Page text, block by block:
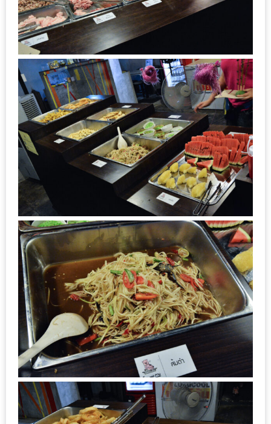
มากมาย
MAPS
MY
ACCOUNT
NEW
FACEBOOK
TIMELINE
POLICY
OKTOBERFEST
ที่
เทศกาล
เบียร์
ใหญ่
ที่สุด
ใน
โลก
กับ
โรง
แรม